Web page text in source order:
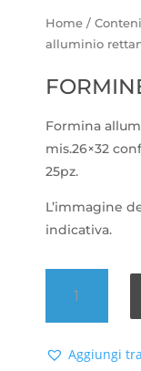
Home /
alluminio
Formina
mis.26×32
25pz.
L’immagine
indicativa.
alluminio
R45
Aggiungi